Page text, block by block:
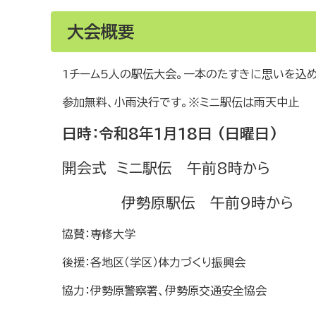
大会概要
1チーム5人の駅伝大会。一本のたすきに思いを込
参加無料、小雨決行です。※ミニ駅伝は雨天中止
日時：令和8年1月18日 (日曜日)
開会式 ミニ駅伝 午前8時から
伊勢原駅伝 午前9時から
協賛：専修大学
後援：各地区（学区）体力づくり振興会
協力：伊勢原警察署、伊勢原交通安全協会